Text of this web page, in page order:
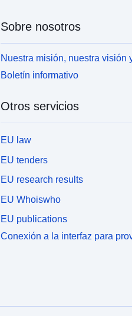
Sobre nosotros
Nuestra misión, nuestra visión
Boletín informativo
Otros servicios
EU law
EU tenders
EU research results
EU Whoiswho
EU publications
Conexión a la interfaz para